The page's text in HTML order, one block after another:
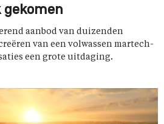
aanbod van duizenden
van een volwassen martech-
een grote uitdaging.